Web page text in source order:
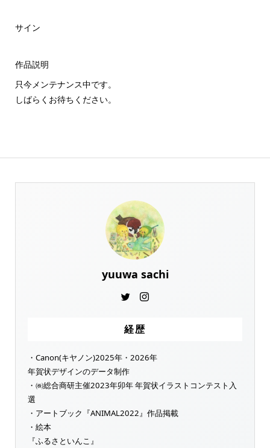
サイン
作品説明
只今メンテナンス中です。
しばらくお待ちください。
yuuwa sachi
経歴
・Canon(キヤノン)2025年・2026年
年賀状デザインのデータ制作
・㈱総合商研主催2023年卯年 年賀状イラストコンテスト入
選
・アートブック『ANIMAL2022』作品掲載
・絵本
『ふるさといんこ』